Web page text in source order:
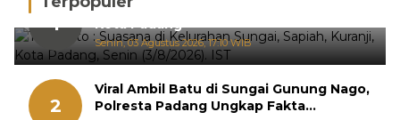
1
Hujan Deras, 15 Titik Banjir Terdeteksi di
Kota Padang
Senin, 03 Agustus 2026, 17:10 WIB
2
Viral Ambil Batu di Sungai Gunung Nago,
Polresta Padang Ungkap Fakta